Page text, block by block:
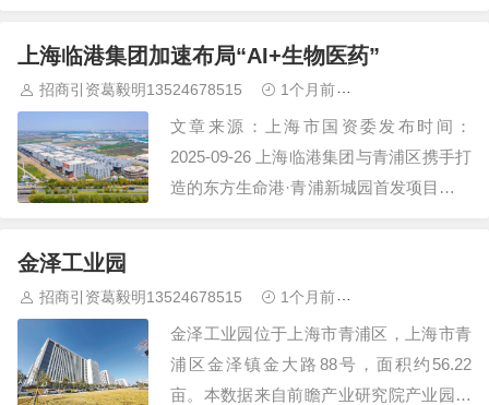
动——“链接长三角，数创新未来”青浦区
数字经济与产城融合深度考察活动举办，
这也是全市推出的25条精品投资考察路线
之一。来自数字经济、绿色金融等领域…
上海临港集团加速布局“AI+生物医药”
招商引资葛毅明13524678515 1个月前
文章来源：上海市国资委发布时间：
2025-09-26 上海临港集团与青浦区携手打
造的东方生命港·青浦新城园首发项目建设
物医药”为核心赛道，引…
金泽工业园
招商引资葛毅明13524678515 1个月前
金泽工业园位于上海市青浦区，上海市青
浦区金泽镇金大路88号，面积约56.22
亩。本数据来自前瞻产业研究院产业园区